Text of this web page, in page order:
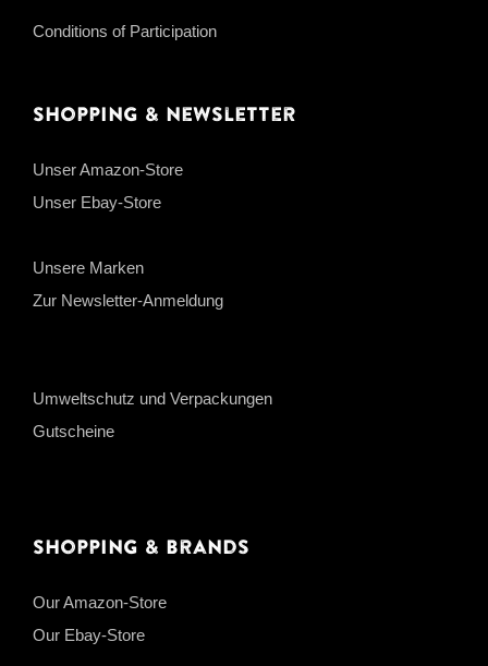
Conditions of Participation
Shopping & Newsletter
Unser Amazon-Store
Unser Ebay-Store
Unsere Marken
Zur Newsletter-Anmeldung
Umweltschutz und Verpackungen
Gutscheine
Shopping & Brands
Our Amazon-Store
Our Ebay-Store